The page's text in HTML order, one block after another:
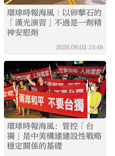
環球時報海風｜以卵擊石的
「漢光演習」不過是一劑精
神安慰劑
2026.08.02 13:48
環球時報海風：管控「台
獨」是中美構建建設性戰略
穩定關係的基礎